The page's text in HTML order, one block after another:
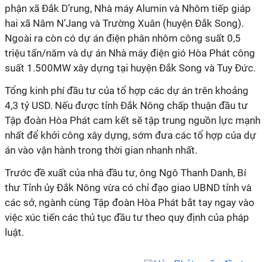
phận xã Đắk D’rung, Nhà máy Alumin và Nhôm tiếp giáp
hai xã Nâm N’Jang và Trường Xuân (huyện Đắk Song).
Ngoài ra còn có dự án điện phân nhôm công suất 0,5
triệu tấn/năm và dự án Nhà máy điện gió Hòa Phát công
suất 1.500MW xây dựng tại huyện Đắk Song và Tuy Đức.
Tổng kinh phí đầu tư của tổ hợp các dự án trên khoảng
4,3 tỷ USD. Nếu được tỉnh Đắk Nông chấp thuận đầu tư
Tập đoàn Hòa Phát cam kết sẽ tập trung nguồn lực mạnh
nhất để khởi công xây dựng, sớm đưa các tổ hợp của dự
án vào vận hành trong thời gian nhanh nhất.
Trước đề xuất của nhà đầu tư, ông Ngô Thanh Danh, Bí
thư Tỉnh ủy Đắk Nông vừa có chỉ đạo giao UBND tỉnh và
các sở, ngành cùng Tập đoàn Hòa Phát bắt tay ngay vào
việc xúc tiến các thủ tục đầu tư theo quy định của pháp
luật.